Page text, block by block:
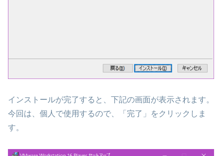
インストールが完了すると、下記の画面が表示されます。
今回は、個人で使用するので、「完了」をクリックしま
す。